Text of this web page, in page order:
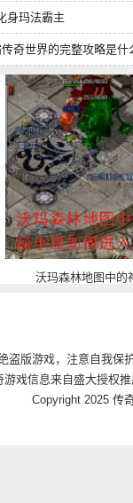
身玛法霸主
奇世界的完整攻略是什
沃玛森林地图中的
盗版游戏，注意自我保
戏信息来自盛大授权
Copyright 2025 传